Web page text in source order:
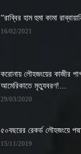
“রাব্বির হাম হুমা কামা
16/02/2021
করোনায় লৌহজংয়ের কাজীর
আমেরিকাতে মৃত্যুবরণ!...
29/03/2020
৫০বছরের রেকর্ড লৌহজংয়ে
15/11/2019